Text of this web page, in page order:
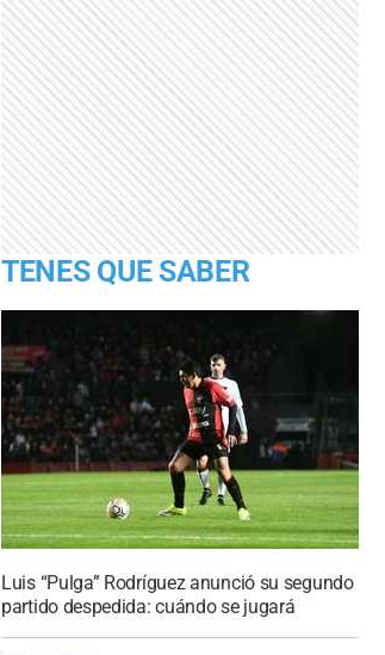
TENES QUE SABER
Luis “Pulga” Rodríguez anunció su segundo
partido despedida: cuándo se jugará